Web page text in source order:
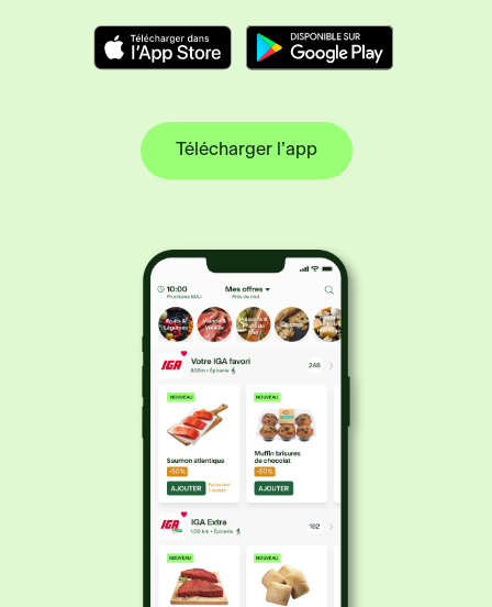
Télécharger l’app